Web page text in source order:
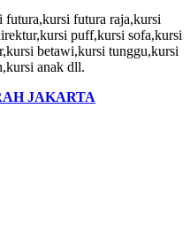
futura raja,kursi
puff,kursi sofa,kursi
betawi,kursi tunggu,kursi
anak dll.
JAKARTA